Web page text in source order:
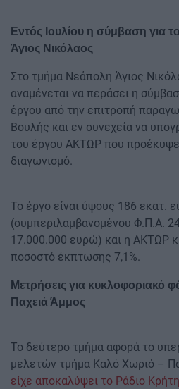
Εντός Ιουλίου η σύμβαση για
Άγιος Νικόλαος
Στο τμήμα Νεάπολη Άγιος
αναμένεται να περάσει η
έργου από την επιτροπή
Βουλής και εν συνεχεία να
του έργου ΑΚΤΩΡ που προέκυψε
διαγωνισμό.
Το έργο είναι ύψους 186 εκατ.
(συµπεριλαµβανοµένου Φ.Π.Α.
17.000.000 ευρώ) και η ΑΚΤΩΡ
ποσοστό έκπτωσης 7,1%.
Μετρήσεις για κυκλοφοριακό
Παχειά Άμμος
Το δεύτερο τμήμα αφορά το
μελετών τμήμα Καλό Χωριό –
είχε αποκαλύψει το Ράδιο